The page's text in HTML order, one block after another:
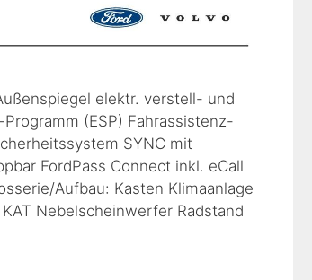
elektr. verstell- und
(ESP) Fahrassistenz-
SYNC mit
FordPass Connect inkl. eCall
Aufbau: Kasten Klimaanlage
Nebelscheinwerfer Radstand